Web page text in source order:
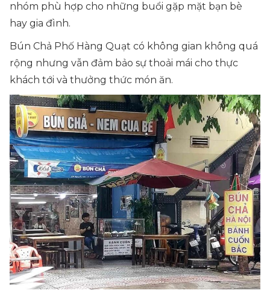
nhóm phù hợp cho những buổi gặp mặt bạn bè
hay gia đình.
Bún Chả Phố Hàng Quạt có không gian không quá
rộng nhưng vẫn đảm bảo sự thoải mái cho thực
khách tới và thưởng thức món ăn.